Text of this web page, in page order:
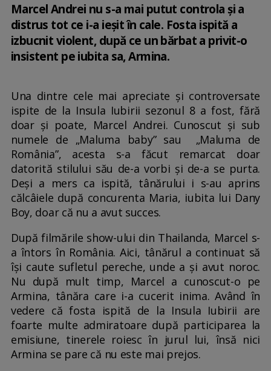
Marcel Andrei nu s-a mai putut controla și a
distrus tot ce i-a ieșit în cale. Fosta ispită a
izbucnit violent, după ce un bărbat a privit-o
insistent pe iubita sa, Armina.
Una dintre cele mai apreciate și controversate
ispite de la Insula Iubirii sezonul 8 a fost, fără
doar și poate, Marcel Andrei. Cunoscut și sub
numele de „Maluma baby” sau „Maluma de
România”, acesta s-a făcut remarcat doar
datorită stilului său de-a vorbi și de-a se purta.
Deși a mers ca ispită, tânărului i s-au aprins
călcâiele după concurenta Maria, iubita lui Dany
Boy, doar că nu a avut succes.
După filmările show-ului din Thailanda, Marcel s-
a întors în România. Aici, tânărul a continuat să
își caute sufletul pereche, unde a și avut noroc.
Nu după mult timp, Marcel a cunoscut-o pe
Armina, tânăra care i-a cucerit inima. Având în
vedere că fosta ispită de la Insula Iubirii are
foarte multe admiratoare după participarea la
emisiune, tinerele roiesc în jurul lui, însă nici
Armina se pare că nu este mai prejos.